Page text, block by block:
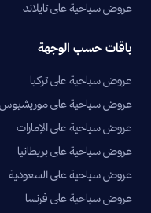
عروض سياحية على تايلاند
باقات حسب الوجهة
عروض سياحية على تركيا
عروض سياحية على موريشيوس
عروض سياحية على الإمارات
عروض سياحية على بريطانيا
عروض سياحية على السعودية
عروض سياحية على فرنسا